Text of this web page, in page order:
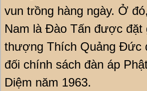
vun trồng hàng ngày. Ở
Nam là Đào Tấn được đặt
thượng Thích Quảng Đức
đối chính sách đàn áp
Diệm năm 1963.